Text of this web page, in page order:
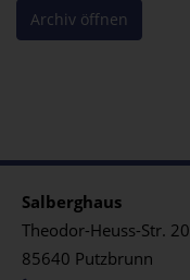
Archiv öffnen
Salberghaus
Theodor-Heuss-Str. 20
85640 Putzbrunn